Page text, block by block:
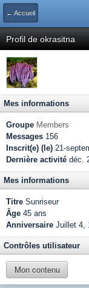
← Accueil
Profil de okrasitna
Mes informations
Groupe Members
Messages 156
Inscrit(e) (le) 21-
Dernière activité déc.
Mes informations
Titre Sunriseur
Âge 45 ans
Anniversaire Juillet 4,
Contrôles utilisateur
Mon contenu